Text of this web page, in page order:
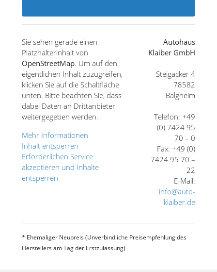
Sie sehen gerade einen
Platzhalterinhalt von
OpenStreetMap. Um auf den
eigentlichen Inhalt zuzugreifen,
klicken Sie auf die Schaltfläche
unten. Bitte beachten Sie, dass
dabei Daten an Drittanbieter
weitergegeben werden.
Mehr Informationen
Inhalt entsperren
Erforderlichen Service
akzeptieren und Inhalte
entsperren
Autohaus
Klaiber GmbH
Steigäcker 4
78582
Balgheim
Telefon: +49
(0) 7424 95
70 – 0
Fax: +49 (0)
7424 95 70 –
22
E-Mail:
info@auto-
klaiber.de
* Ehemaliger Neupreis (Unverbindliche Preisempfehlung des
Herstellers am Tag der Erstzulassung)